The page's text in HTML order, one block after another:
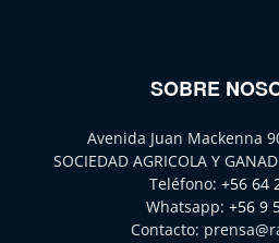
SOBRE
Avenida Juan Mackenna
SOCIEDAD AGRICOLA Y
Teléfono: +56 64
Whatsapp: +56 9
Contacto: